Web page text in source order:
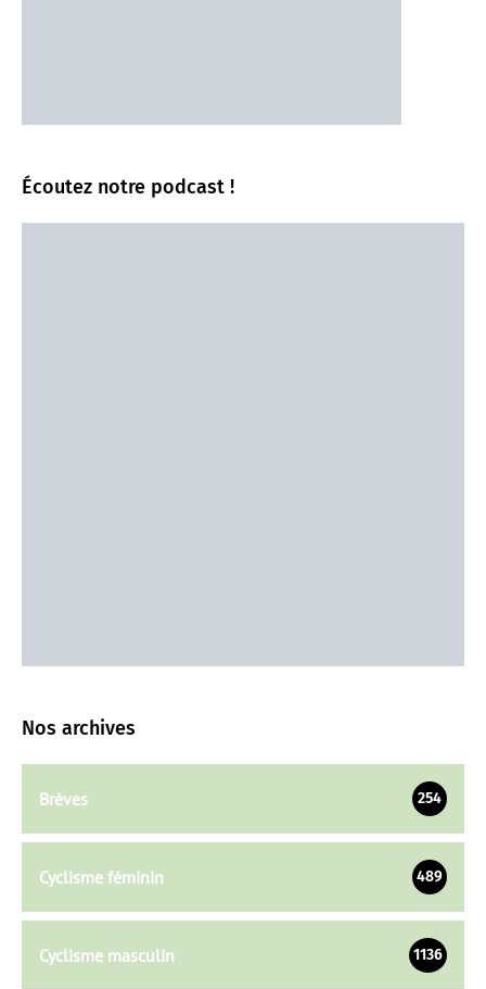
Écoutez notre podcast !
Nos archives
Brèves 254
Cyclisme féminin 489
Cyclisme masculin 1136